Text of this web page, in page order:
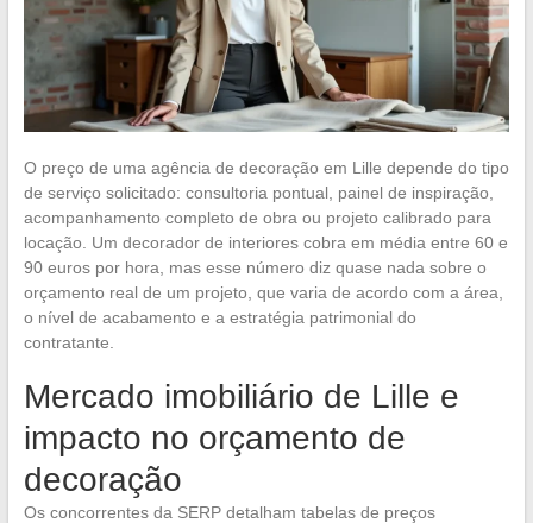
O preço de uma agência de decoração em Lille depende do tipo
de serviço solicitado: consultoria pontual, painel de inspiração,
acompanhamento completo de obra ou projeto calibrado para
locação. Um decorador de interiores cobra em média entre 60 e
90 euros por hora, mas esse número diz quase nada sobre o
orçamento real de um projeto, que varia de acordo com a área,
o nível de acabamento e a estratégia patrimonial do
contratante.
Mercado imobiliário de Lille e
impacto no orçamento de
decoração
Os concorrentes da SERP detalham tabelas de preços